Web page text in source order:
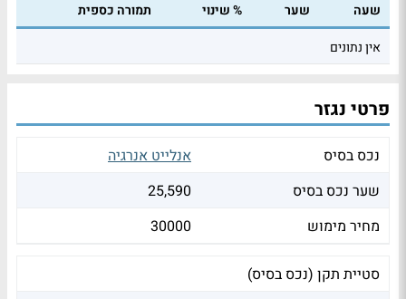
שעה
שער % שינוי
תמורה כספית
אין נתונים
פרטי נגזר
נכס בסיס
אנלייט אנרגיה
שער נכס בסיס
25,590
מחיר מימוש
30000
סטיית תקן (נכס בסיס)